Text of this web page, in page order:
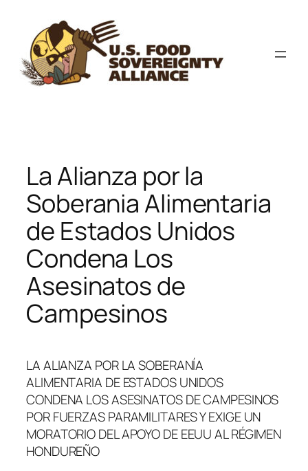
content
La Alianza por la
Soberania Alimentaria
de Estados Unidos
Condena Los
Asesinatos de
Campesinos
LA ALIANZA POR LA SOBERANÍA
ALIMENTARIA DE ESTADOS UNIDOS
CONDENA LOS ASESINATOS DE CAMPESINOS
POR FUERZAS PARAMILITARES Y EXIGE UN
MORATORIO DEL APOYO DE EEUU AL RÉGIMEN
HONDUREÑO